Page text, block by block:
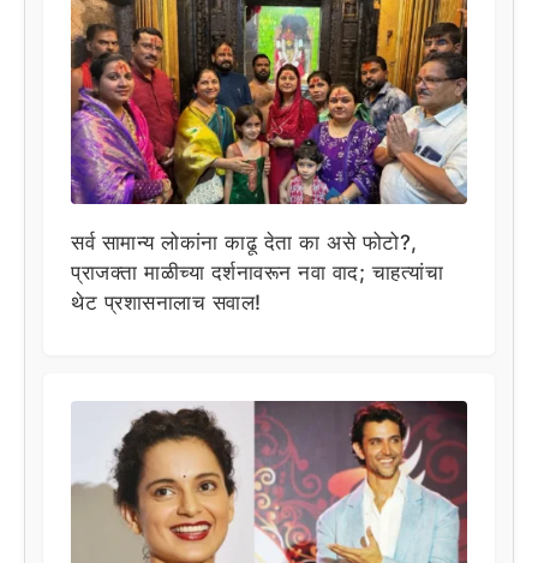
सर्व सामान्य लोकांना काढू देता का असे फोटो?,
प्राजक्ता माळीच्या दर्शनावरून नवा वाद; चाहत्यांचा
थेट प्रशासनालाच सवाल!